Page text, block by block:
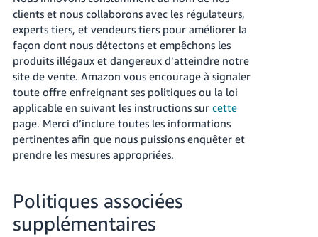
clients et nous collaborons avec les régulateurs,
experts tiers, et vendeurs tiers pour améliorer la
façon dont nous détectons et empêchons les
produits illégaux et dangereux d’atteindre notre
site de vente. Amazon vous encourage à signaler
toute offre enfreignant ses politiques ou la loi
applicable en suivant les instructions sur cette
page. Merci d’inclure toutes les informations
pertinentes afin que nous puissions enquêter et
prendre les mesures appropriées.
Politiques associées
supplémentaires